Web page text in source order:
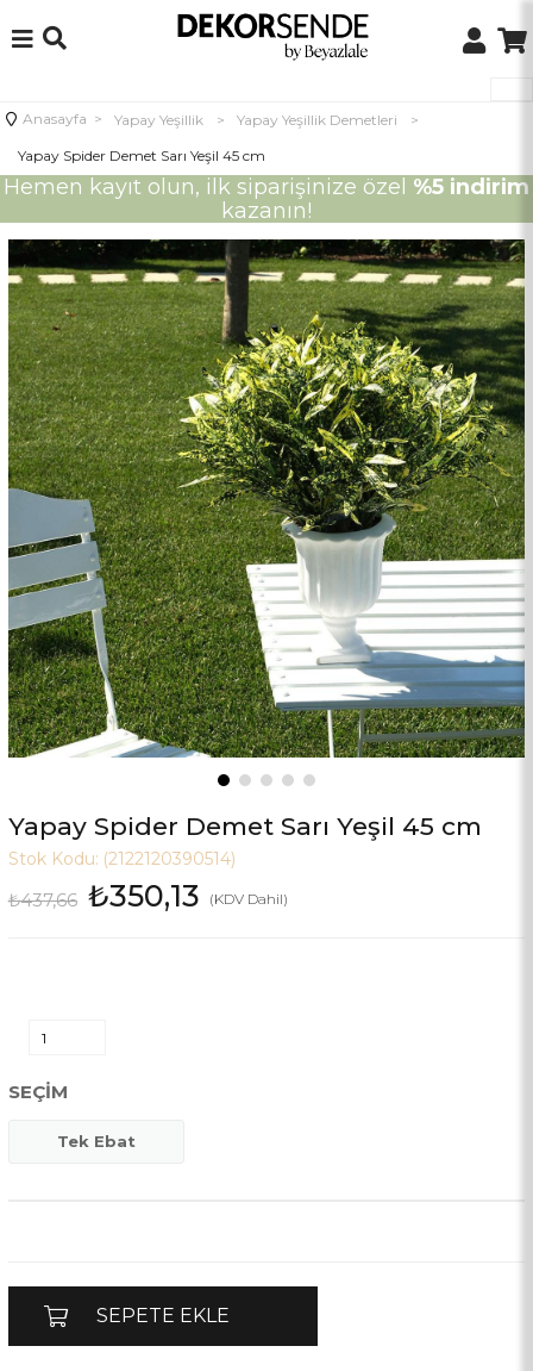
Anasayfa > Yapay Yeşillik > Yapay Yeşillik Demetleri
>
Yapay Spider Demet Sarı Yeşil 45 cm
Hemen kayıt olun, ilk siparişinize özel %5 indirim
kazanın!
Yapay Spider Demet Sarı Yeşil 45 cm
Stok Kodu: (2122120390514)
₺437,66 ₺350,13 (KDV Dahil)
SEÇIM
Tek Ebat